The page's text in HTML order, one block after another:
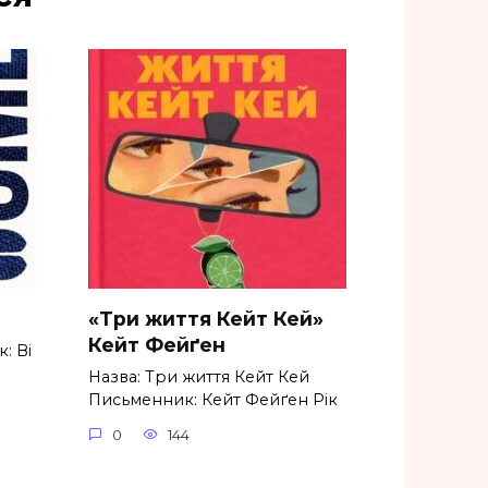
Ві
«Три життя Кейт Кей»
Кейт Фейґен
Назва: Три життя Кейт Кей
Письменник: Кейт Фейґен Рік
0 144